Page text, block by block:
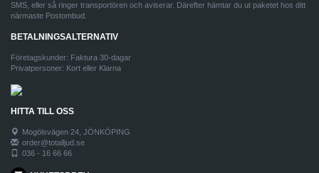
SMS, eller så ringer transportören och aviserar. Därefter hämtar du ut paketet hos ditt
närmaste Postombud.
BETALNINGSALTERNATIV
Företagskunder: Faktura 30-dagar
Privatpersoner: Kort eller Klarna
HITTA TILL OSS
Mogölsvägen 24, JÖNKÖPING
order@totalljud.se
036 - 16 66 66